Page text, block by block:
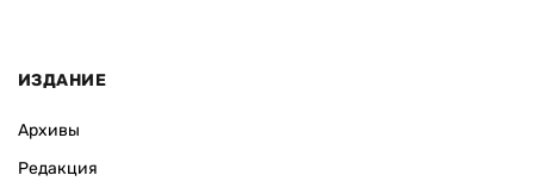
ИЗДАНИЕ
Архивы
Редакция